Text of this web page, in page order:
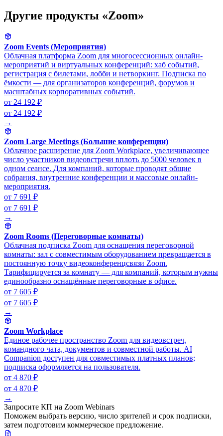
Другие продукты «Zoom»
Zoom Events (Мероприятия)
Облачная платформа Zoom для многосессионных онлайн-
мероприятий и виртуальных конференций: хаб событий,
регистрация с билетами, лобби и нетворкинг. Подписка по
ёмкости — для организаторов конференций, форумов и
масштабных корпоративных событий.
от 24 192 ₽
от 24 192 ₽
→
Zoom Large Meetings (Большие конференции)
Облачное расширение для Zoom Workplace, увеличивающее
число участников видеовстречи вплоть до 5000 человек в
одном сеансе. Для компаний, которые проводят общие
собрания, внутренние конференции и массовые онлайн-
мероприятия.
от 7 691 ₽
от 7 691 ₽
→
Zoom Rooms (Переговорные комнаты)
Облачная подписка Zoom для оснащения переговорной
комнаты: зал с совместимым оборудованием превращается в
постоянную точку видеоконференцсвязи Zoom.
Тарифицируется за комнату — для компаний, которым нужны
единообразно оснащённые переговорные в офисе.
от 7 605 ₽
от 7 605 ₽
→
Zoom Workplace
Единое рабочее пространство Zoom для видеовстреч,
командного чата, документов и совместной работы. AI
Companion доступен для совместимых платных планов;
подписка оформляется на пользователя.
от 4 870 ₽
от 4 870 ₽
→
Запросите КП на Zoom Webinars
Поможем выбрать версию, число зрителей и срок подписки,
затем подготовим коммерческое предложение.